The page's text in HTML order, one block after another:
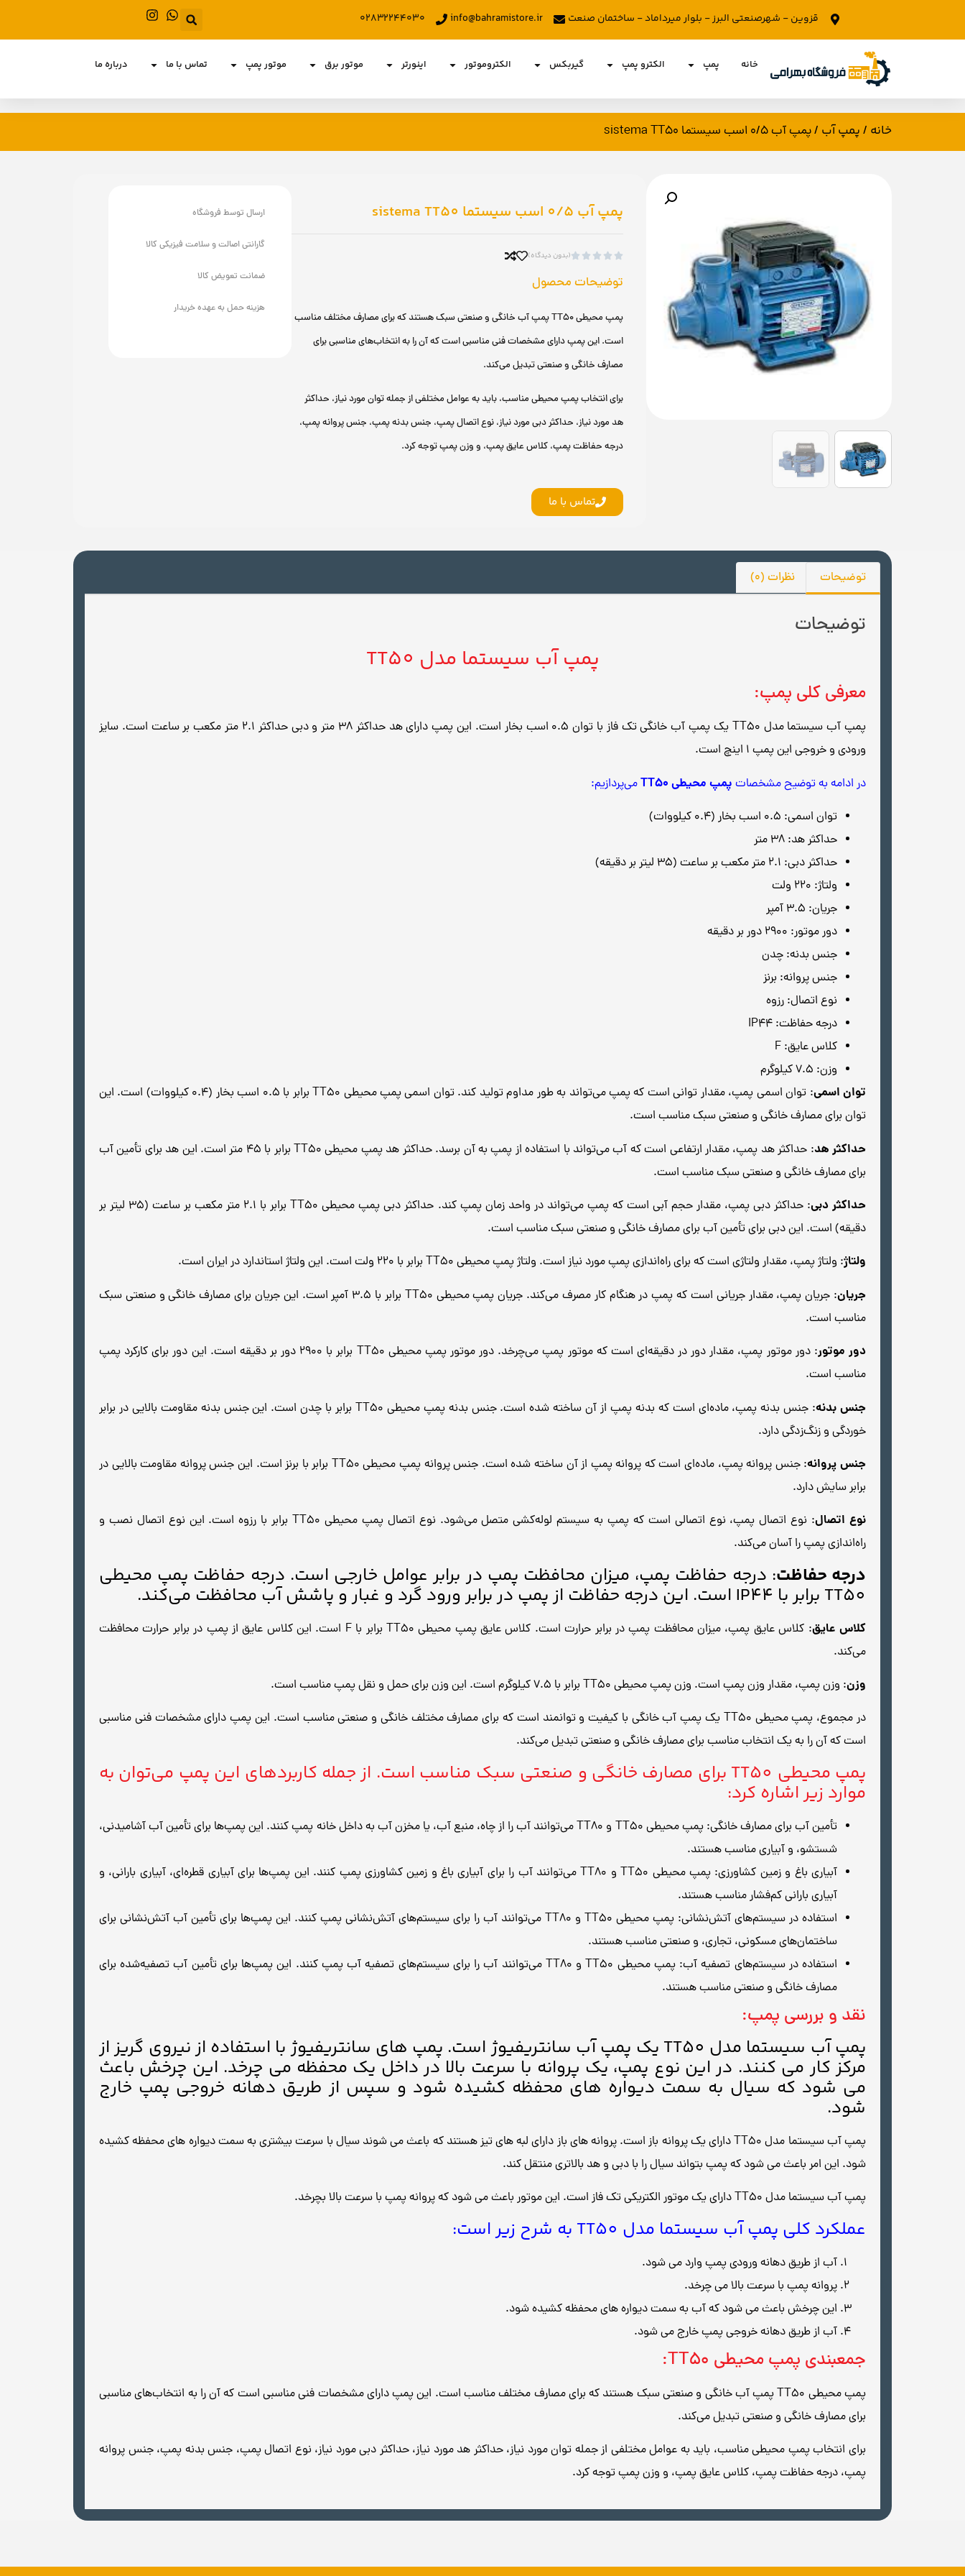
قزوین - شهرصنعتی البرز - بلوار میرداماد - ساختمان صنعت info@bahramistore.ir ۰۲۸۳۲۲۴۴۰۳۰
خانه پمپ الکترو پمپ گیربکس الکتروموتور اینورتر موتور برق موتور پمپ تماس با ما درباره ما
خانه /پمپ آب / پمپ آب 0/5 اسب سیستما sistema TT50
پمپ آب 0/5 اسب سیستما sistema TT50




(بدون دیدگاه)
توضیحات محصول
پمپ محیطی TT50 پمپ‌ آب خانگی و صنعتی سبک هستند که برای مصارف مختلف مناسب
است. این پمپ‌ دارای مشخصات فنی مناسبی است که آن‌ را به انتخاب‌های مناسبی برای
مصارف خانگی و صنعتی تبدیل می‌کند.
برای انتخاب پمپ محیطی مناسب، باید به عوامل مختلفی از جمله توان مورد نیاز، حداکثر
هد مورد نیاز، حداکثر دبی مورد نیاز، نوع اتصال پمپ، جنس بدنه پمپ، جنس پروانه پمپ،
درجه حفاظت پمپ، کلاس عایق پمپ، و وزن پمپ توجه کرد.
تماس با ما
ارسال توسط فروشگاه
گارانتی اصالت و سلامت فیزیکی کالا
ضمانت تعویض کالا
هزینه حمل به عهده خریدار
توضیحات نظرات (0)
توضیحات
پمپ آب سیستما مدل TT50
معرفی کلی پمپ:
پمپ آب سیستما مدل TT50 یک پمپ آب خانگی تک فاز با توان 0.5 اسب بخار است. این پمپ دارای هد حداکثر 38 متر و دبی حداکثر 2.1 متر مکعب بر ساعت است. سایز
ورودی و خروجی این پمپ 1 اینچ است.
در ادامه به توضیح مشخصات پمپ محیطی TT50
می‌پردازیم:
توان اسمی: 0.5 اسب بخار (0.4 کیلووات)
حداکثر هد: 38 متر
حداکثر دبی: 2.1 متر مکعب بر ساعت (35 لیتر بر دقیقه)
ولتاژ: 220 ولت
جریان: 3.5 آمپر
دور موتور: 2900 دور بر دقیقه
جنس بدنه: چدن
جنس پروانه: برنز
نوع اتصال: رزوه
درجه حفاظت: IP44
کلاس عایق: F
وزن: 7.5 کیلوگرم
توان اسمی
: توان اسمی پمپ، مقدار توانی است که پمپ می‌تواند به طور مداوم تولید کند. توان اسمی پمپ محیطی TT50 برابر با 0.5 اسب بخار (0.4 کیلووات) است. این
توان برای مصارف خانگی و صنعتی سبک مناسب است.
حداکثر هد
: حداکثر هد پمپ، مقدار ارتفاعی است که آب می‌تواند با استفاده از پمپ به آن برسد. حداکثر هد پمپ محیطی TT50 برابر با 45 متر است. این هد برای تأمین آب
برای مصارف خانگی و صنعتی سبک مناسب است.
حداکثر دبی
: حداکثر دبی پمپ، مقدار حجم آبی است که پمپ می‌تواند در واحد زمان پمپ کند. حداکثر دبی پمپ محیطی TT50 برابر با 2.1 متر مکعب بر ساعت (35 لیتر بر
دقیقه) است. این دبی برای تأمین آب برای مصارف خانگی و صنعتی سبک مناسب است.
ولتاژ: ولتاژ پمپ، مقدار ولتاژی است که برای راه‌اندازی پمپ مورد نیاز است. ولتاژ پمپ محیطی TT50 برابر با 220 ولت است. این ولتاژ استاندارد در ایران است.
جریان
: جریان پمپ، مقدار جریانی است که پمپ در هنگام کار مصرف می‌کند. جریان پمپ محیطی TT50 برابر با 3.5 آمپر است. این جریان برای مصارف خانگی و صنعتی سبک
مناسب است.
دور موتور
: دور موتور پمپ، مقدار دور در دقیقه‌ای است که موتور پمپ می‌چرخد. دور موتور پمپ محیطی TT50 برابر با 2900 دور بر دقیقه است. این دور برای کارکرد پمپ
مناسب است.
جنس بدنه
: جنس بدنه پمپ، ماده‌ای است که بدنه پمپ از آن ساخته شده است. جنس بدنه پمپ محیطی TT50 برابر با چدن است. این جنس بدنه مقاومت بالایی در برابر
خوردگی و زنگ‌زدگی دارد.
جنس پروانه
: جنس پروانه پمپ، ماده‌ای است که پروانه پمپ از آن ساخته شده است. جنس پروانه پمپ محیطی TT50 برابر با برنز است. این جنس پروانه مقاومت بالایی در
برابر سایش دارد.
نوع اتصال
: نوع اتصال پمپ، نوع اتصالی است که پمپ به سیستم لوله‌کشی متصل می‌شود. نوع اتصال پمپ محیطی TT50 برابر با رزوه است. این نوع اتصال نصب و
راه‌اندازی پمپ را آسان می‌کند.
درجه حفاظت: درجه حفاظت پمپ، میزان محافظت پمپ در برابر عوامل خارجی است. درجه حفاظت پمپ محیطی
TT50 برابر با IP44 است. این درجه حفاظت از پمپ در برابر ورود گرد و غبار و پاشش آب محافظت می‌کند.
کلاس عایق
: کلاس عایق پمپ، میزان محافظت پمپ در برابر حرارت است. کلاس عایق پمپ محیطی TT50 برابر با F است. این کلاس عایق از پمپ در برابر حرارت محافظت
می‌کند.
وزن: وزن پمپ، مقدار وزن پمپ است. وزن پمپ محیطی TT50 برابر با 7.5 کیلوگرم است. این وزن برای حمل و نقل پمپ مناسب است.
در مجموع، پمپ محیطی TT50 یک پمپ آب خانگی با کیفیت و توانمند است که برای مصارف مختلف خانگی و صنعتی مناسب است. این پمپ دارای مشخصات فنی مناسبی
است که آن را به یک انتخاب مناسب برای مصارف خانگی و صنعتی تبدیل می‌کند.
پمپ محیطی TT50 برای مصارف خانگی و صنعتی سبک مناسب است. از جمله کاربردهای این پمپ می‌توان به
موارد زیر اشاره کرد:
تأمین آب برای مصارف خانگی: پمپ محیطی TT50 و TT80 می‌توانند آب را از چاه، منبع آب، یا مخزن آب به داخل خانه پمپ کنند. این پمپ‌ها برای تأمین آب آشامیدنی،
شستشو، و آبیاری مناسب هستند.
آبیاری باغ و زمین کشاورزی: پمپ محیطی TT50 و TT80 می‌توانند آب را برای آبیاری باغ و زمین کشاورزی پمپ کنند. این پمپ‌ها برای آبیاری قطره‌ای، آبیاری بارانی، و
آبیاری بارانی کم‌فشار مناسب هستند.
استفاده در سیستم‌های آتش‌نشانی: پمپ محیطی TT50 و TT80 می‌توانند آب را برای سیستم‌های آتش‌نشانی پمپ کنند. این پمپ‌ها برای تأمین آب آتش‌نشانی برای
ساختمان‌های مسکونی، تجاری، و صنعتی مناسب هستند.
استفاده در سیستم‌های تصفیه آب: پمپ محیطی TT50 و TT80 می‌توانند آب را برای سیستم‌های تصفیه آب پمپ کنند. این پمپ‌ها برای تأمین آب تصفیه‌شده برای
مصارف خانگی و صنعتی مناسب هستند.
نقد و بررسی پمپ:
پمپ آب سیستما مدل TT50 یک پمپ آب سانتریفیوژ است. پمپ های سانتریفیوژ با استفاده از نیروی گریز از
مرکز کار می کنند. در این نوع پمپ، یک پروانه با سرعت بالا در داخل یک محفظه می چرخد. این چرخش باعث
می شود که سیال به سمت دیواره های محفظه کشیده شود و سپس از طریق دهانه خروجی پمپ خارج
شود.
پمپ آب سیستما مدل TT50 دارای یک پروانه باز است. پروانه های باز دارای لبه های تیز هستند که باعث می شوند سیال با سرعت بیشتری به سمت دیواره های محفظه کشیده
شود. این امر باعث می شود که پمپ بتواند سیال را با دبی و هد بالاتری منتقل کند.
پمپ آب سیستما مدل TT50 دارای یک موتور الکتریکی تک فاز است. این موتور باعث می شود که پروانه پمپ با سرعت بالا بچرخد.
عملکرد کلی پمپ آب سیستما مدل TT50 به شرح زیر است:
آب از طریق دهانه ورودی پمپ وارد می شود.
پروانه پمپ با سرعت بالا می چرخد.
این چرخش باعث می شود که آب به سمت دیواره های محفظه کشیده شود.
آب از طریق دهانه خروجی پمپ خارج می شود.
جمعبندی پمپ محیطی TT50:
پمپ محیطی TT50 پمپ‌ آب خانگی و صنعتی سبک هستند که برای مصارف مختلف مناسب است. این پمپ‌ دارای مشخصات فنی مناسبی است که آن‌ را به انتخاب‌های مناسبی
برای مصارف خانگی و صنعتی تبدیل می‌کند.
برای انتخاب پمپ محیطی مناسب، باید به عوامل مختلفی از جمله توان مورد نیاز، حداکثر هد مورد نیاز، حداکثر دبی مورد نیاز، نوع اتصال پمپ، جنس بدنه پمپ، جنس پروانه
پمپ، درجه حفاظت پمپ، کلاس عایق پمپ، و وزن پمپ توجه کرد.